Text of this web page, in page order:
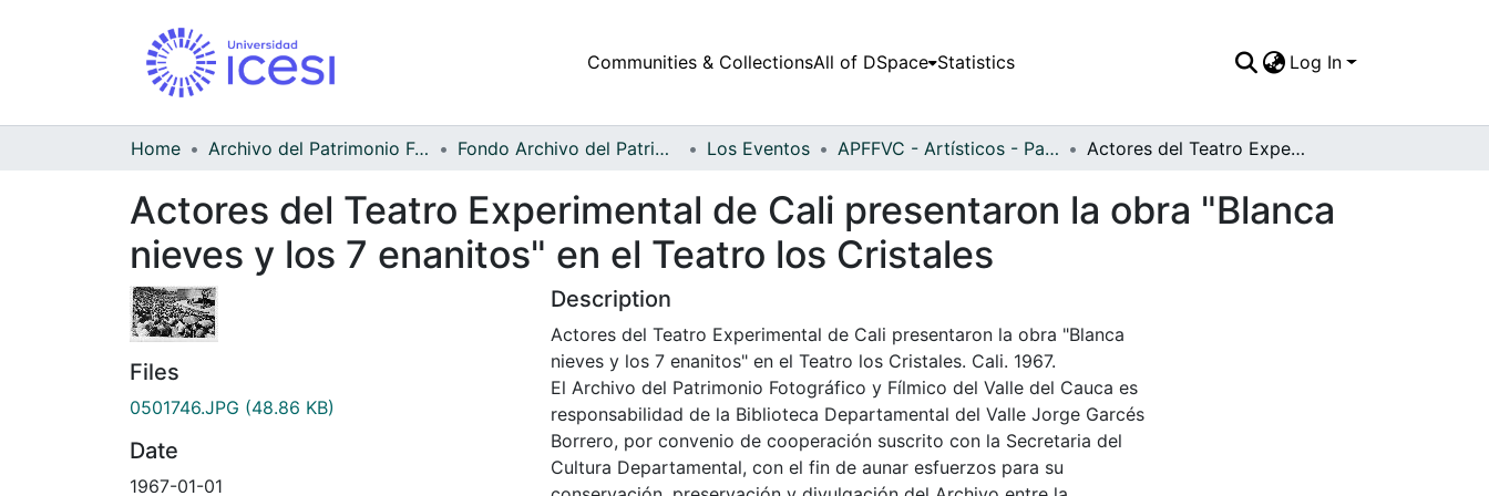
Communities & CollectionsAll of DSpace Statistics Log In
Home Archivo del Patrimonio Fotográfico y Fílmico del Valle del Cauca Fondo Archivo del Patrimonio Fotográfico y Fílmico del Valle del Cauca Los Eventos APFFVC - Artísticos - Patrimonial Actores del Teatro Experimental de Cali presentaron la obra "Blanca nieves y los 7 enanitos" en el Teatro los Cristales
Actores del Teatro Experimental de Cali presentaron la obra "Blanca
nieves y los 7 enanitos" en el Teatro los Cristales
Files
0501746.JPG (48.86 KB)
Date
1967-01-01
Description
Actores del Teatro Experimental de Cali presentaron la obra "Blanca
nieves y los 7 enanitos" en el Teatro los Cristales. Cali. 1967.
El Archivo del Patrimonio Fotográfico y Fílmico del Valle del Cauca es
responsabilidad de la Biblioteca Departamental del Valle Jorge Garcés
Borrero, por convenio de cooperación suscrito con la Secretaria del
Cultura Departamental, con el fin de aunar esfuerzos para su